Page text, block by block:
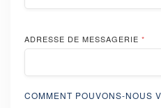
ADRESSE DE MESSAGERIE *
COMMENT POUVONS-NOUS